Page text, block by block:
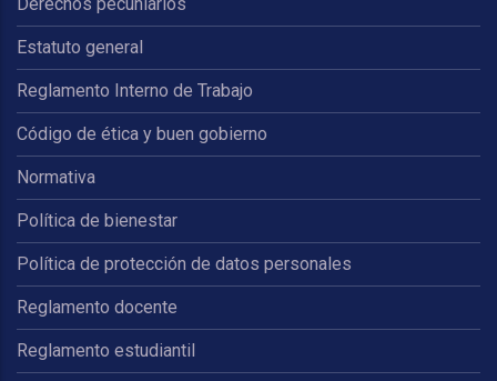
Estatuto general
Reglamento Interno de Trabajo
Código de ética y buen gobierno
Normativa
Política de bienestar
Política de protección de datos personales
Reglamento docente
Reglamento estudiantil